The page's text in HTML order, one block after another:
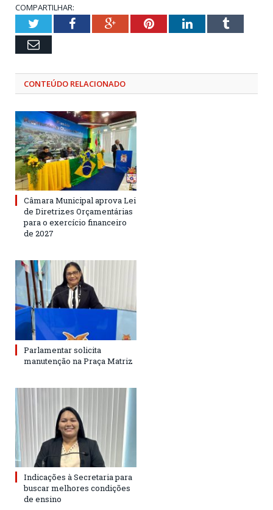
COMPARTILHAR:
TwitterFacebookGoogle+PinterestLinkedInTumblr
Email
CONTEÚDO RELACIONADO
Câmara Municipal aprova Lei
de Diretrizes Orçamentárias
para o exercício financeiro
de 2027
Parlamentar solicita
manutenção na Praça Matriz
Indicações à Secretaria para
buscar melhores condições
de ensino